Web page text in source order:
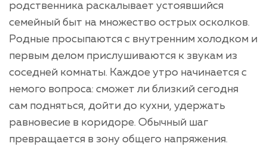
родственника раскалывает устоявшийся
семейный быт на множество острых осколков.
Родные просыпаются с внутренним холодком и
первым делом прислушиваются к звукам из
соседней комнаты. Каждое утро начинается с
немого вопроса: сможет ли близкий сегодня
сам подняться, дойти до кухни, удержать
равновесие в коридоре. Обычный шаг
превращается в зону общего напряжения.